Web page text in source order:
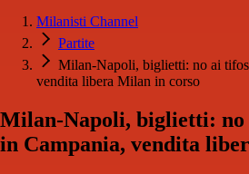
Milanisti Channel
Partite
Milan-Napoli, biglietti: no ai
vendita libera Milan in corso
Milan-Napoli, biglietti: no
in Campania, vendita